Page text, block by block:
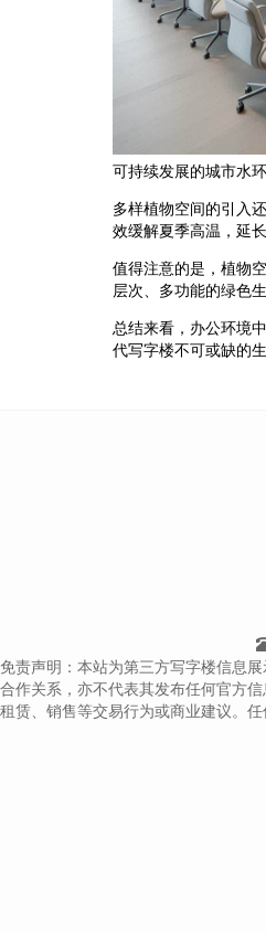
可持续发展的城市水环
多样植物空间的引入
效缓解夏季高温，延
值得注意的是，植物
层次、多功能的绿色
总结来看，办公环境
代写字楼不可或缺的
免责声明：本站为第三方写字楼信息
合作关系，亦不代表其发布任何官方
租赁、销售等交易行为或商业建议。